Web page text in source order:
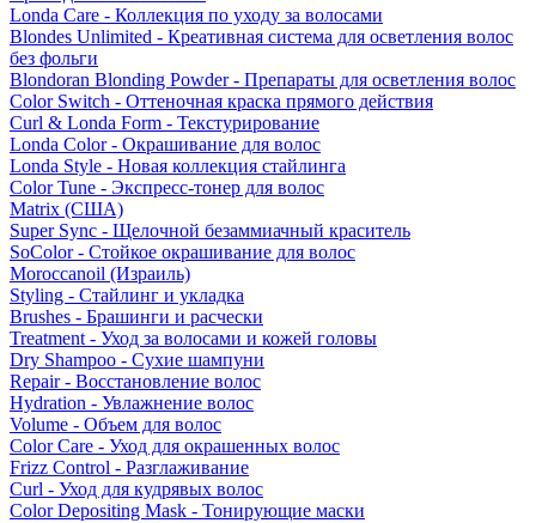
Londa Care - Коллекция по уходу за волосами
Blondes Unlimited - Креативная система для осветления волос
без фольги
Blondoran Blonding Powder - Препараты для осветления волос
Color Switch - Оттеночная краска прямого действия
Curl & Londa Form - Текстурирование
Londa Color - Окрашивание для волос
Londa Style - Новая коллекция стайлинга
Color Tune - Экспресс-тонер для волос
Matrix (США)
Super Sync - Щелочной безаммиачный краситель
SoColor - Стойкое окрашивание для волос
Moroccanoil (Израиль)
Styling - Стайлинг и укладка
Brushes - Брашинги и расчески
Treatment - Уход за волосами и кожей головы
Dry Shampoo - Сухие шампуни
Repair - Восстановление волос
Hydration - Увлажнение волос
Volume - Объем для волос
Color Care - Уход для окрашенных волос
Frizz Control - Разглаживание
Curl - Уход для кудрявых волос
Color Depositing Mask - Тонирующие маски